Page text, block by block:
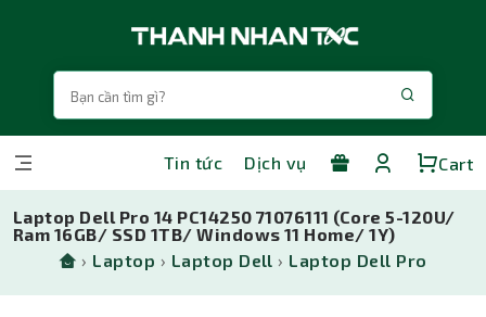
Tin tức Dịch vụ Cart
Laptop Dell Pro 14 PC14250 71076111 (Core 5-120U/
Ram 16GB/ SSD 1TB/ Windows 11 Home/ 1Y)
› Laptop › Laptop Dell › Laptop Dell Pro